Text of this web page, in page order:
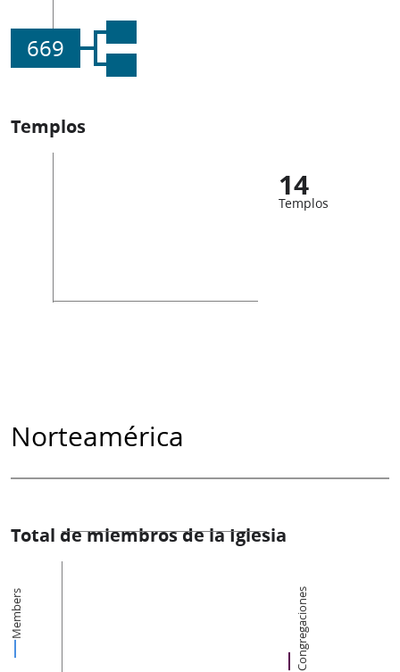
669
Templos
14
Templos
Norteamérica
Total de miembros de la Iglesia
Members Congregaciones